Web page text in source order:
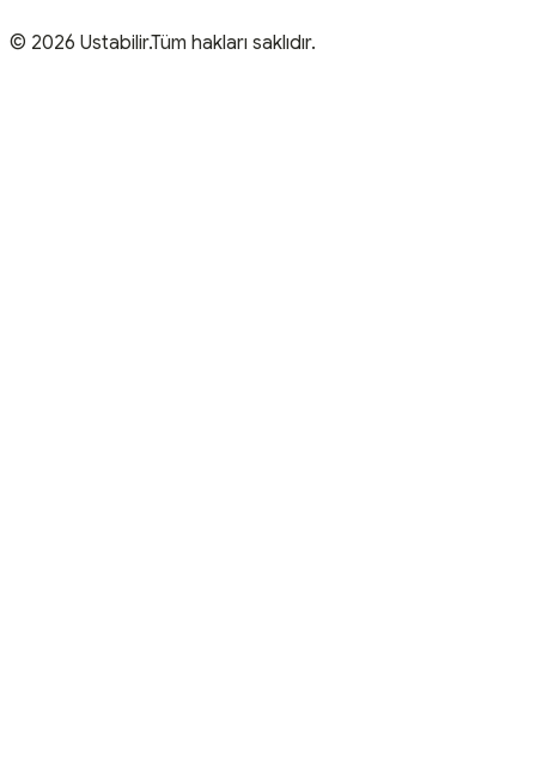
© 2026 Ustabilir.Tüm hakları saklıdır.